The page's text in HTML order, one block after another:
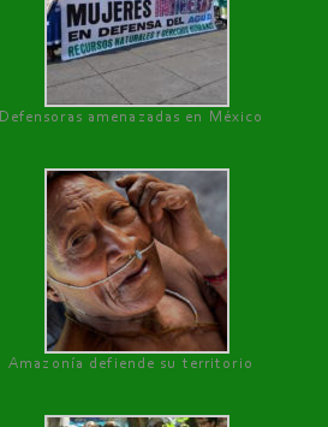
Defensoras amenazadas en México
Amazonía defiende su territorio